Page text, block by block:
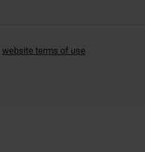
website terms of use